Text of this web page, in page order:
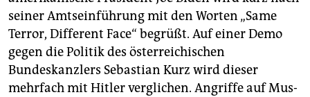
seiner Amtseinführung mit den Worten „Same
Terror, Different Face“ begrüßt. Auf einer Demo
gegen die Politik des österreichischen
Bundeskanzlers Sebastian Kurz wird dieser
mehrfach mit Hitler verglichen. Angriffe auf Mus­